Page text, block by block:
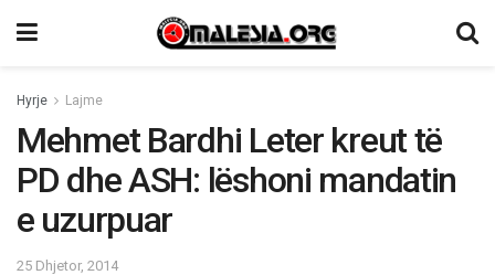
Hyrje Lajme
Mehmet Bardhi Leter kreut të
PD dhe ASH: lëshoni mandatin
e uzurpuar
25 Dhjetor, 2014